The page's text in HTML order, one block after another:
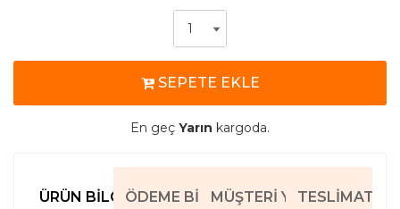
SEPETE EKLE
En geç Yarın kargoda.
ÜRÜN BILGILERIÖDEME BILGILERIMÜŞTERI YORUMLARI
TESLIMAT